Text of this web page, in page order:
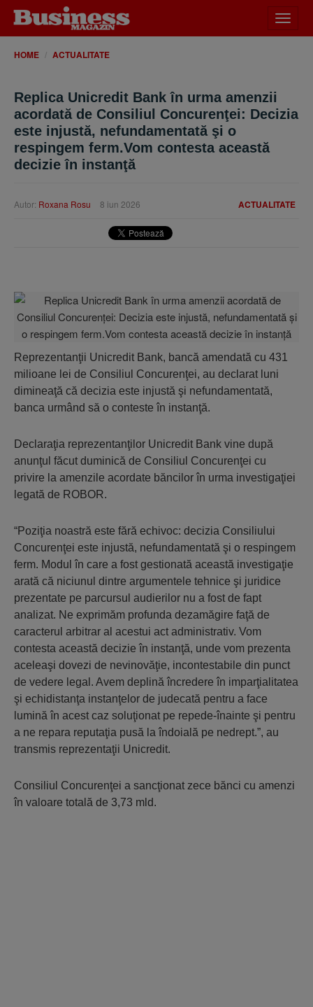
meniu
HOME ACTUALITATE
Replica Unicredit Bank în urma amenzii
acordată de Consiliul Concurenţei: Decizia
este injustă, nefundamentată şi o
respingem ferm.Vom contesta această
decizie în instanţă
ACTUALITATE
Autor: Roxana Rosu 8 iun 2026
Reprezentanţii Unicredit Bank, bancă amendată cu 431
milioane lei de Consiliul Concurenţei, au declarat luni
dimineaţă că decizia este injustă şi nefundamentată,
banca urmând să o conteste în instanţă.
Declaraţia reprezentanţilor Unicredit Bank vine după
anunţul făcut duminică de Consiliul Concurenţei cu
privire la amenzile acordate băncilor în urma investigaţiei
legată de ROBOR.
“Poziţia noastră este fără echivoc: decizia Consiliului
Concurenţei este injustă, nefundamentată şi o respingem
ferm. Modul în care a fost gestionată această investigaţie
arată că niciunul dintre argumentele tehnice şi juridice
prezentate pe parcursul audierilor nu a fost de fapt
analizat. Ne exprimăm profunda dezamăgire faţă de
caracterul arbitrar al acestui act administrativ. Vom
contesta această decizie în instanţă, unde vom prezenta
aceleaşi dovezi de nevinovăţie, incontestabile din punct
de vedere legal. Avem deplină încredere în imparţialitatea
şi echidistanţa instanţelor de judecată pentru a face
lumină în acest caz soluţionat pe repede-înainte şi pentru
a ne repara reputaţia pusă la îndoială pe nedrept.”, au
transmis reprezentaţii Unicredit.
Consiliul Concurenţei a sancţionat zece bănci cu amenzi
în valoare totală de 3,73 mld.